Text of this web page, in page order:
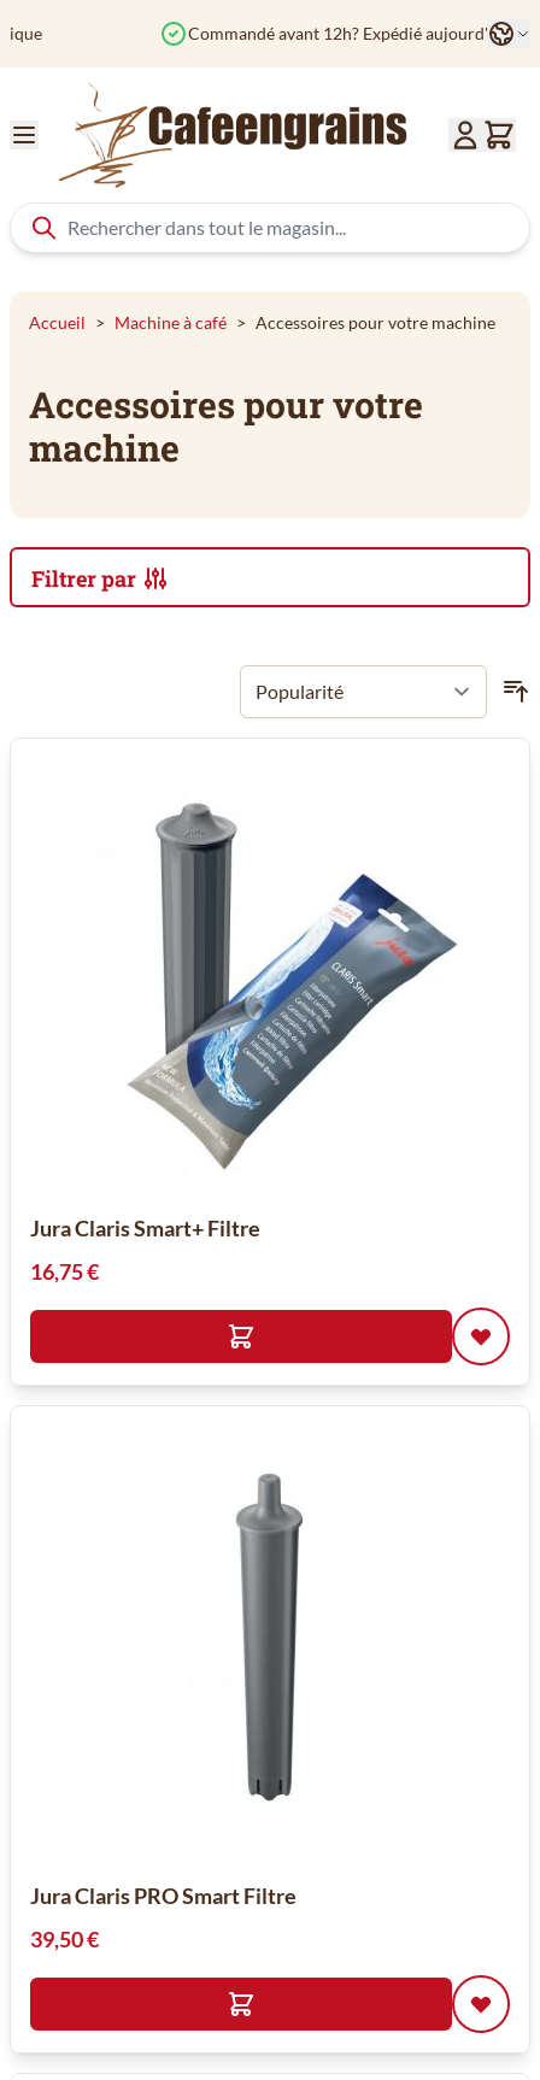
Commandé avant 12h? Expédié aujourd'hui
Accueil > Machine à café > Accessoires pour votre machine
Accessoires pour votre
machine
Filtrer par
Jura Claris Smart+ Filtre
16,75 €
Jura Claris PRO Smart Filtre
39,50 €